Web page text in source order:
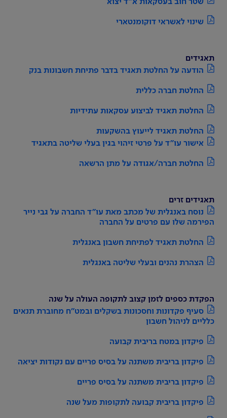
שטר חוב בעסקאות א"ד יצוא
שינוי לאשראי דוקומנטארי
תאגידים
הודעה על החלטת תאגיד בדבר פתיחת חשבונות בנק
החלטת חברה כללית
החלטת תאגיד לביצוע עסקאות עתידיות
החלטת תאגיד לייעוץ בהשקעות
אישור עו"ד על פרטי זיהוי בגין בעלי שליטה בתאגיד
החלטת חברה/אגודה על מתן הרשאה
תאגידים זרים
נוסח באנגלית של מכתב מאת עו"ד החברה על גבי נייר
הפירמה שלו עם פרטים על החברה
החלטת תאגיד לפתיחת חשבון באנגלית
הצהרת נהנים ובעלי שליטה באנגלית
הפקדת כספים לזמן קצוב לתקופה העולה על שנה
סעיף פקדונות וחסכונות בשקלים ובמט"ח מחוברת תנאים
כלליים לניהול חשבון
פיקדון במטח בריבית קבועה
פיקדון בריבית משתנה על בסיס פריים עם נקודות יציאה
פיקדון בריבית משתנה על בסיס פריים
פיקדון בריבית קבועה לתקופות מעל שנה